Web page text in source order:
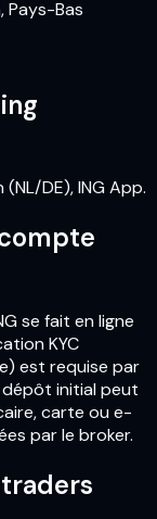
Pays-Bas
DE), ING App.
se fait en ligne
KYC
est requise par
dépôt initial peut
carte ou e-
par le broker.